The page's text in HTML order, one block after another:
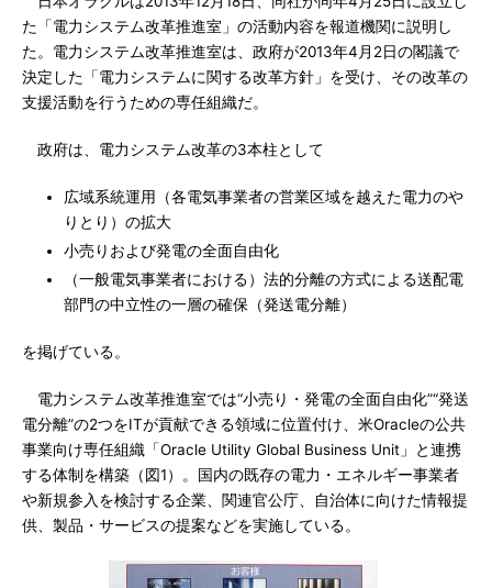
た「電力システム改革推進室」の活動内容を報道機関に説明し
た。電力システム改革推進室は、政府が2013年4月2日の閣議で
決定した「電力システムに関する改革方針」を受け、その改革の
支援活動を行うための専任組織だ。
政府は、電力システム改革の3本柱として
広域系統運用（各電気事業者の営業区域を越えた電力のや
りとり）の拡大
小売りおよび発電の全面自由化
（一般電気事業者における）法的分離の方式による送配電
部門の中立性の一層の確保（発送電分離）
を掲げている。
電力システム改革推進室では“小売り・発電の全面自由化”“発送
電分離”の2つをITが貢献できる領域に位置付け、米Oracleの公共
事業向け専任組織「Oracle Utility Global Business Unit」と連携
する体制を構築（図1）。国内の既存の電力・エネルギー事業者
や新規参入を検討する企業、関連官公庁、自治体に向けた情報提
供、製品・サービスの提案などを実施している。